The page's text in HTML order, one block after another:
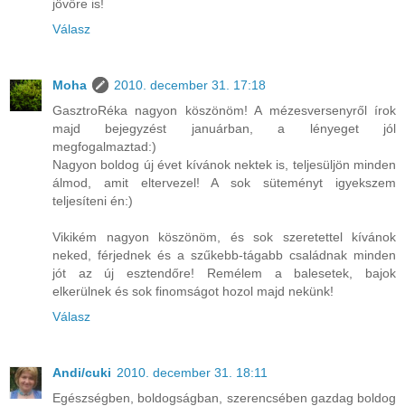
jövőre is!
Válasz
Moha
2010. december 31. 17:18
GasztroRéka nagyon köszönöm! A mézesversenyről írok
majd bejegyzést januárban, a lényeget jól
megfogalmaztad:)
Nagyon boldog új évet kívánok nektek is, teljesüljön minden
álmod, amit eltervezel! A sok süteményt igyekszem
teljesíteni én:)
Vikikém nagyon köszönöm, és sok szeretettel kívánok
neked, férjednek és a szűkebb-tágabb családnak minden
jót az új esztendőre! Remélem a balesetek, bajok
elkerülnek és sok finomságot hozol majd nekünk!
Válasz
Andi/cuki 2010. december 31. 18:11
Egészségben, boldogságban, szerencsében gazdag boldog